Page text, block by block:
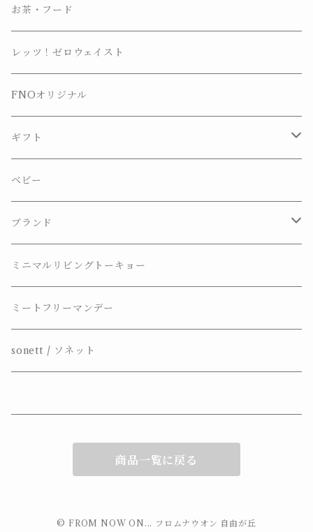
お茶・フード
レッツ！ゼロウェイスト
FNOオリジナル
ギフト
プチギフト
ギフトセット
ベビー
ブランド
BOOMING_BOB
Marius Fabre
L’olivier Bio
SAVONNERIE DE BORMES
ミニマルリビングトーキョー
ミートフリーマンデー
sonett / ソネット
商品一覧に戻る
© FROM NOW ON... フロムナウオン 自由が丘